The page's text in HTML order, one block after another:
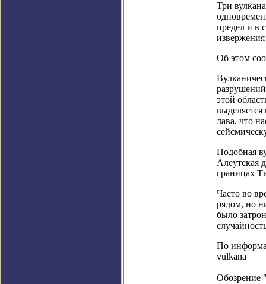
Три
предел и в
Об этом
этой
лава, что
Подобная
Алеутская
границах
Часто во
рядом, но
было
По
vulkana
Обозрение